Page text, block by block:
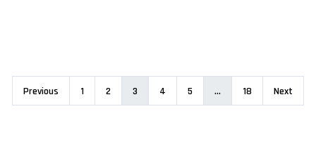
Previous 1 2 3 4 5 … 18 Next